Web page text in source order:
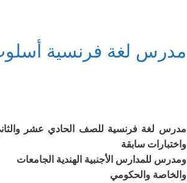
مدرس لغة فرنسية
مدرس لغة فرنسية للصف الحادي عشر
واختبارات سابقة
ومدرس للمدارس الأجنبية الهندية الجامعات
والخاصة والحكومي